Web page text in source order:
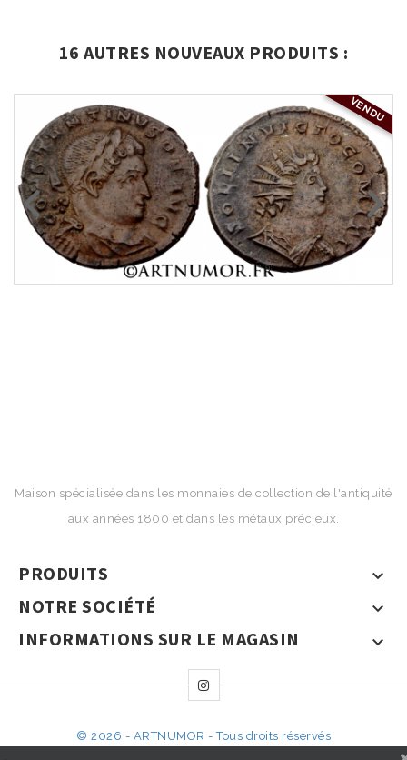
16 AUTRES NOUVEAUX PRODUITS :
VENDU
Maison spécialisée dans les monnaies de collection de l'antiquité
aux années 1800 et dans les métaux précieux.
PRODUITS 
NOTRE SOCIÉTÉ 
INFORMATIONS SUR LE MAGASIN 
© 2026 - ARTNUMOR - Tous droits réservés